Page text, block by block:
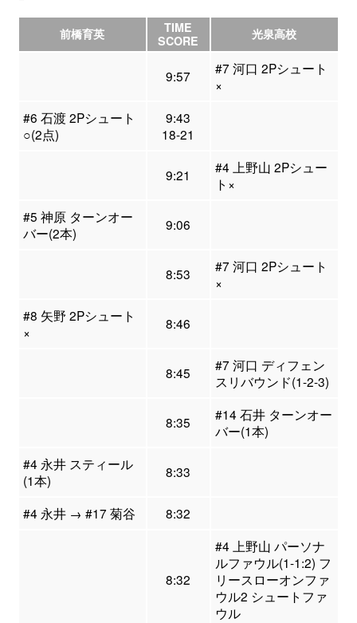
前橋育英
TIME
SCORE
光泉高校
9:57
#7 河口 2Pシュート
×
#6 石渡 2Pシュート
○(2点)
9:43
18-21
9:21
#4 上野山 2Pシュー
ト×
#5 神原 ターンオー
バー(2本)
9:06
8:53
#7 河口 2Pシュート
×
#8 矢野 2Pシュート
×
8:46
8:45
#7 河口 ディフェン
スリバウンド(1-2-3)
8:35
#14 石井 ターンオー
バー(1本)
#4 永井 スティール
(1本)
8:33
#4 永井 → #17 菊谷 8:32
8:32
#4 上野山 パーソナ
ルファウル(1-1:2) フ
リースローオンファ
ウル2 シュートファ
ウル